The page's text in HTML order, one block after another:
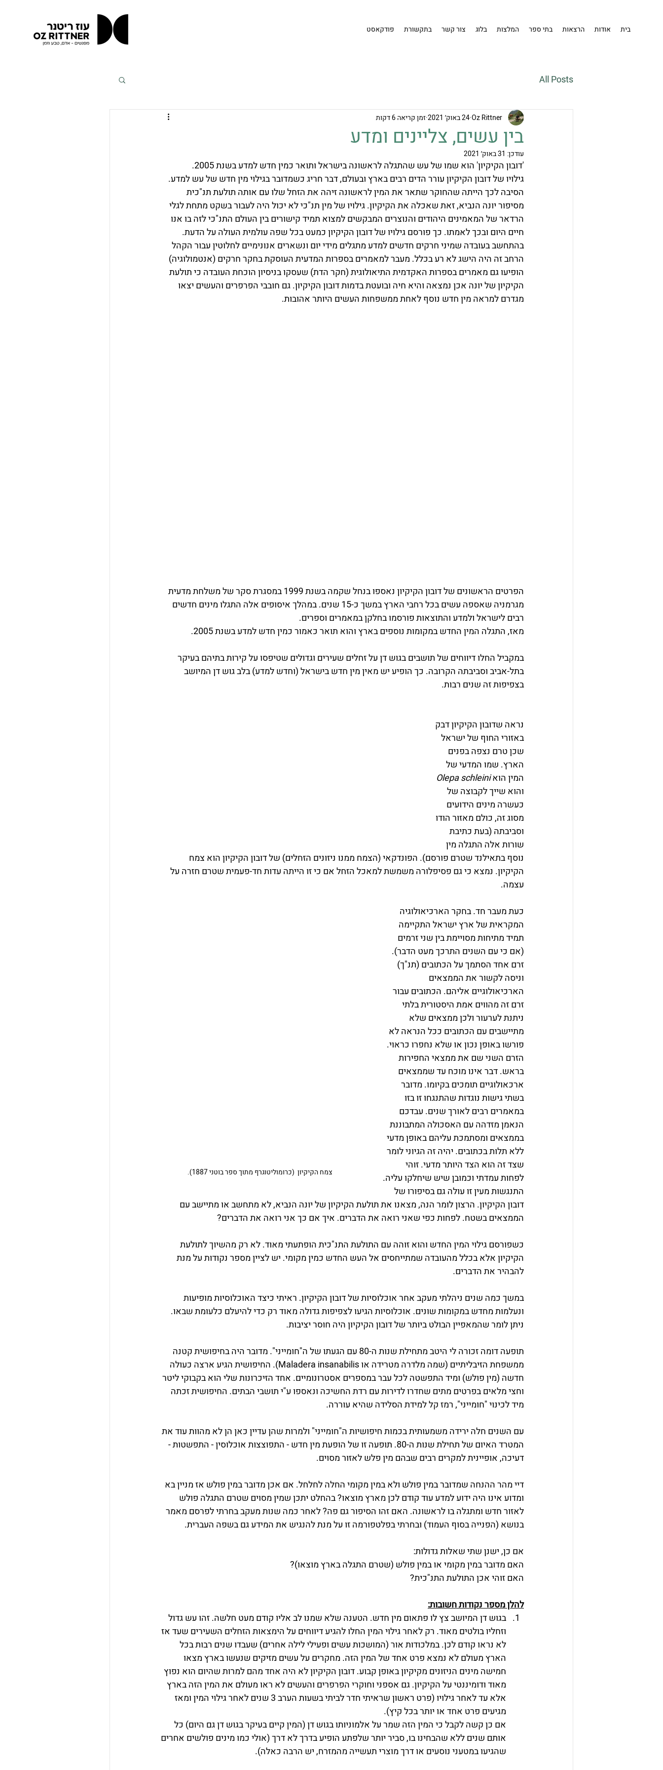
בית אודות הרצאות בתי ספר המלצות בלוג צור קשר בתקשורת פודקאסט
All Posts
בין עשים, צליינים ומדע
Oz Rittner24 באוק׳ 2021 זמן קריאה 6 דקות
עודכן: 31 באוק׳ 2021
'דובון הקיקיון' הוא שמו של עש שהתגלה לראשונה בישראל ותואר כמין חדש למדע בשנת 2005.
גילויו של דובון הקיקיון עורר הדים רבים בארץ ובעולם, דבר חריג כשמדובר בגילוי מין חדש של עש למדע.
הסיבה לכך הייתה שהחוקר שתאר את המין לראשונה זיהה את הזחל שלו עם אותה תולעת תנ"כית
מסיפור יונה הנביא, זאת שאכלה את הקיקיון. גילויו של מין תנ"כי לא יכול היה לעבור בשקט מתחת לגלי
הרדאר של המאמינים היהודים והנוצרים המבקשים למצוא תמיד קישורים בין העולם התנ"כי לזה בו אנו
חיים היום ובכך לאמתו. כך פורסם גילויו של דובון הקיקיון כמעט בכל שפה עולמית העולה על הדעת.
בהתחשב בעובדה שמיני חרקים חדשים למדע מתגלים מידי יום ונשארים אנונימיים לחלוטין עבור הקהל
הרחב זה היה הישג לא רע בכלל. מעבר למאמרים בספרות המדעית העוסקת בחקר חרקים (אנטמולוגיה)
הופיעו גם מאמרים בספרות האקדמית התיאולוגית (חקר הדת) שעסקו בניסיון הוכחת העובדה כי תולעת
הקיקיון של יונה אכן נמצאה והיא חיה ובועטת בדמות דובון הקיקיון. גם חובבי הפרפרים והעשים יצאו
מגדרם למראה מין חדש נוסף לאחת ממשפחות העשים היותר אהובות.
הפרטים הראשונים של דובון הקיקיון נאספו בנחל שקמה בשנת 1999 במסגרת סקר של משלחת מדעית
מגרמניה שאספה עשים בכל רחבי הארץ במשך כ-15 שנים. במהלך איסופים אלה התגלו מינים חדשים
רבים לישראל ולמדע והתוצאות פורסמו בחלקן במאמרים וספרים.
מאז, התגלה המין החדש במקומות נוספים בארץ והוא תואר כאמור כמין חדש למדע בשנת 2005.
במקביל החלו דיווחים של תושבים בגוש דן על זחלים שעירים וגדולים שטיפסו על קירות בתיהם בעיקר
בתל-אביב וסביבתה הקרובה. כך הופיע יש מאין מין חדש בישראל (וחדש למדע) בלב גוש דן המיושב
בצפיפות זה שנים רבות.
נראה שדובון הקיקיון דבק
באזורי החוף של ישראל
שכן טרם נצפה בפנים
הארץ. שמו המדעי של
המין הוא Olepa schleini
והוא שייך לקבוצה של
כעשרה מינים הידועים
מסוג זה, כולם מאזור הודו
וסביבתה (בעת כתיבת
שורות אלה התגלה מין
נוסף בתאילנד שטרם פורסם). הפונדקאי (הצמח ממנו ניזונים הזחלים) של דובון הקיקיון הוא צמח
הקיקיון. נמצא כי גם פסיפלורה משמשת למאכל הזחל אם כי זו הייתה עדות חד-פעמית שטרם חזרה על
עצמה.
צמח הקיקיון  (כרומוליטוגרף מתוך ספר בוטני 1887).
כעת מעבר חד. בחקר הארכיאולוגיה
המקראית של ארץ ישראל התקיימה
תמיד מתיחות מסויימת בין שני זרמים
(אם כי עם השנים התרכך מעט הדבר).
זרם אחד הסתמך על הכתובים (תנ"ך)
וניסה לקשור את הממצאים
הארכיאולוגיים אליהם. הכתובים עבור
זרם זה מהווים אמת היסטורית בלתי
ניתנת לערעור ולכן ממצאים שלא
מתיישבים עם הכתובים ככל הנראה לא
פורשו באופן נכון או שלא נחפרו כראוי.
הזרם השני שם את ממצאי החפירות
בראש. דבר אינו מוכח עד שממצאים
ארכאולוגיים תומכים בקיומו. מדובר
בשתי גישות נוגדות שהתנגחו זו בזו
במאמרים רבים לאורך שנים. עבדכם
הנאמן מזדהה עם האסכולה המתבוננת
בממצאים ומסתמכת עליהם באופן מדעי
ללא תלות בכתובים. יהיה זה הגיוני לומר
שצד זה הוא הצד היותר מדעי. זוהי
לפחות עמדתי וכמובן שיש שיחלקו עליה.
התנגשות מעין זו עולה גם בסיפורו של
דובון הקיקיון. הרצון לומר הנה, מצאנו את תולעת הקיקיון של יונה הנביא, לא מתחשב או מתיישב עם
הממצאים בשטח. לפחות כפי שאני רואה את הדברים. איך אם כך אני רואה את הדברים?
כשפורסם גילוי המין החדש והוא זוהה עם התולעת התנ"כית הופתעתי מאוד. לא רק מהשיוך לתולעת
הקיקיון אלא בכלל מהעובדה שמתייחסים אל העש החדש כמין מקומי. יש לציין מספר נקודות על מנת
להבהיר את הדברים.
במשך כמה שנים ניהלתי מעקב אחר אוכלוסיות של דובון הקיקיון. ראיתי כיצד האוכלוסיות מופיעות
ונעלמות מחדש במקומות שונים. אוכלוסיות הגיעו לצפיפות גדולה מאוד רק כדי להיעלם כלעומת שבאו.
ניתן לומר שהמאפיין הבולט ביותר של דובון הקיקיון היה חוסר יציבות.
תופעה דומה זכורה לי היטב מתחילת שנות ה-80 עם הגעתו של ה"חומייני". מדובר היה בחיפושית קטנה
ממשפחת הזיבליתיים (שמה מלדרה מטרידה או Maladera insanabilis). החיפושית הגיע ארצה כעולה
חדשה (מין פולש) ומיד התפשטה לכל עבר במספרים אסטרונומיים. אחד הזיכרונות שלי הוא בקבוקי ליטר
וחצי מלאים בפרטים מתים שחדרו לדירות עם רדת החשיכה ונאספו ע"י תושבי הבתים. החיפושית זכתה
מיד לכינוי "חומייני", רמז קל למידת הסלידה שהיא עוררה.
עם השנים חלה ירידה משמעותית בכמות חיפושיות ה"חומייני" ולמרות שהן עדיין כאן הן לא מהוות עוד את
המטרד האיום של תחילת שנות ה-80. תופעה זו של הופעת מין חדש - התפוצצות אוכלוסין - התפשטות -
דעיכה, אופיינית למקרים רבים שבהם מין פלש לאזור מסוים.
דיי מהר ההנחה שמדובר במין פולש ולא במין מקומי החלה לחלחל. אם אכן מדובר במין פולש אז מניין בא
ומדוע אינו היה ידוע למדע עוד קודם לכן מארץ מוצאו? בהחלט יתכן שמין מסוים שטרם התגלה פולש
לאזור חדש ומתגלה בו לראשונה. האם זהו הסיפור גם פה? לאחר כמה שנות מעקב בחרתי לפרסם מאמר
בנושא (הפנייה בסוף העמוד) ובחרתי בפלטפורמה זו על מנת להנגיש את המידע גם בשפה העברית.
אם כן, ישנן שתי שאלות גדולות:
האם מדובר במין מקומי או במין פולש (שטרם התגלה בארץ מוצאו)?
האם זוהי אכן התולעת התנ"כית?
להלן מספר נקודות חשובות:
בגוש דן המיושב צץ לו פתאום מין חדש. הטענה שלא שמנו לב אליו קודם מעט חלשה. זהו עש גדול
וזחליו בולטים מאוד. רק לאחר גילוי המין החלו להגיע דיווחים על הימצאות הזחלים השעירים שעד אז
לא נראו קודם לכן. במלכודות אור (המושכות עשים ופעילי לילה אחרים) שעבדו שנים רבות בכל
הארץ מעולם לא נמצא פרט אחד של המין הזה. מחקרים על עשים מזיקים שנעשו בארץ מצאו
חמישה מינים הניזונים מקיקיון באופן קבוע. דובון הקיקיון לא היה אחד מהם למרות שהיום הוא נפוץ
מאוד ודומיננטי על הקיקיון. גם אספני וחוקרי הפרפרים והעשים לא ראו מעולם את המין הזה בארץ
אלא עד לאחר גילויו (פרט ראשון שראיתי חדר לביתי בשעות הערב 3 שנים לאחר גילוי המין ומאז
מגיעים פרט אחד או יותר בכל קיץ).
אם כן קשה לקבל כי המין הזה שמר על אלמוניותו בגוש דן (המין קיים בעיקר בגוש דן גם היום) כל
אותם שנים ללא שהבחינו בו, סביר יותר שלפתע הופיע בדרך לא דרך (אולי כמו מינים פולשים אחרים
שהגיעו במטעני נוסעים או דרך מוצרי תעשייה מהמזרח, יש הרבה כאלה).